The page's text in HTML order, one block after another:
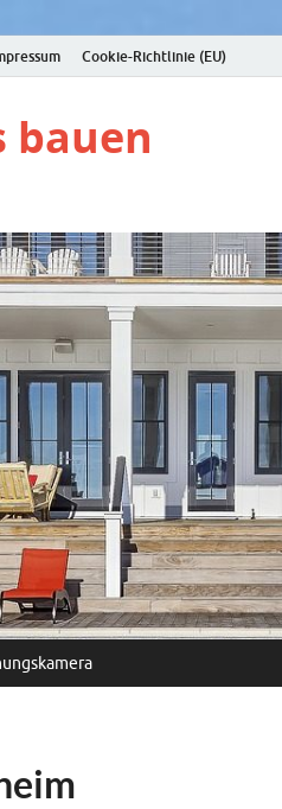
Cookie-Richtlinie (EU)
bauen